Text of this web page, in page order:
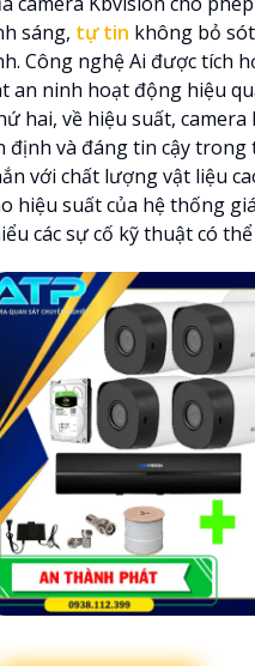
sáng, tự tin không bỏ
Công nghệ Ai được tích
an ninh hoạt động hiệu
hai, về hiệu suất,
định và đáng tin cậy
với chất lượng vật liệu
hiệu suất của hệ thống
các sự cố kỹ thuật có thể